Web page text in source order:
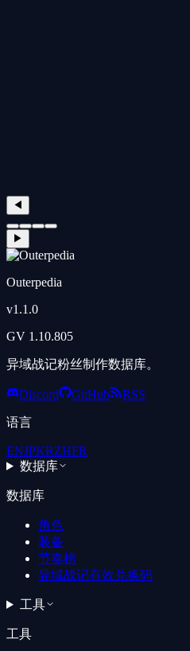
◀
▶
Outerpedia
v1.1.0
GV 1.10.805
异域战记粉丝制作数据库。
Discord GitHub RSS
语言
ENJPKRZHFR
数据库
数据库
角色
装备
节奏榜
异域战记有效兑换码
工具
工具